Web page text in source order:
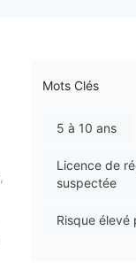
Mots Clés
5 à 10 ans
Licence de
suspectée
Risque élevé